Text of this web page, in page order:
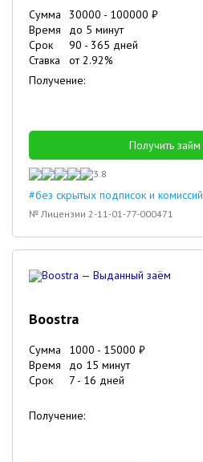
Сумма 30000 - 100000 ₽
Время
до 5 минут
Срок
90 - 365 дней
Ставка
от2.92%
Получение:
Получить займ
3.8
#без скрытых подписок и комиссий
№ Лицензии 2-11-01-77-000471
Boostra
Сумма 1000 - 15000 ₽
Время
до 15 минут
Срок
7 - 16 дней
Получение: